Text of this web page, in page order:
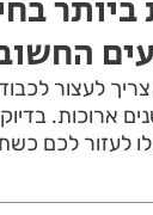
ביותר
לעצור
ארוכות.
לכם